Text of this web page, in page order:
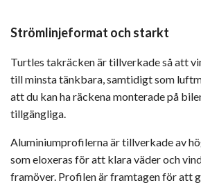
Strömlinjeformat och starkt
Turtles takräcken är tillverkade så att
till minsta tänkbara, samtidigt som
att du kan ha räckena monterade på
tillgängliga.
Aluminiumprofilerna är tillverkade av
som eloxeras för att klara väder och
framöver. Profilen är framtagen för att